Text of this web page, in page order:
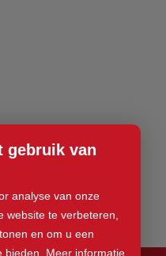
gebruik van
analyse van onze
website te verbeteren,
en om u een
bieden. Meer informatie